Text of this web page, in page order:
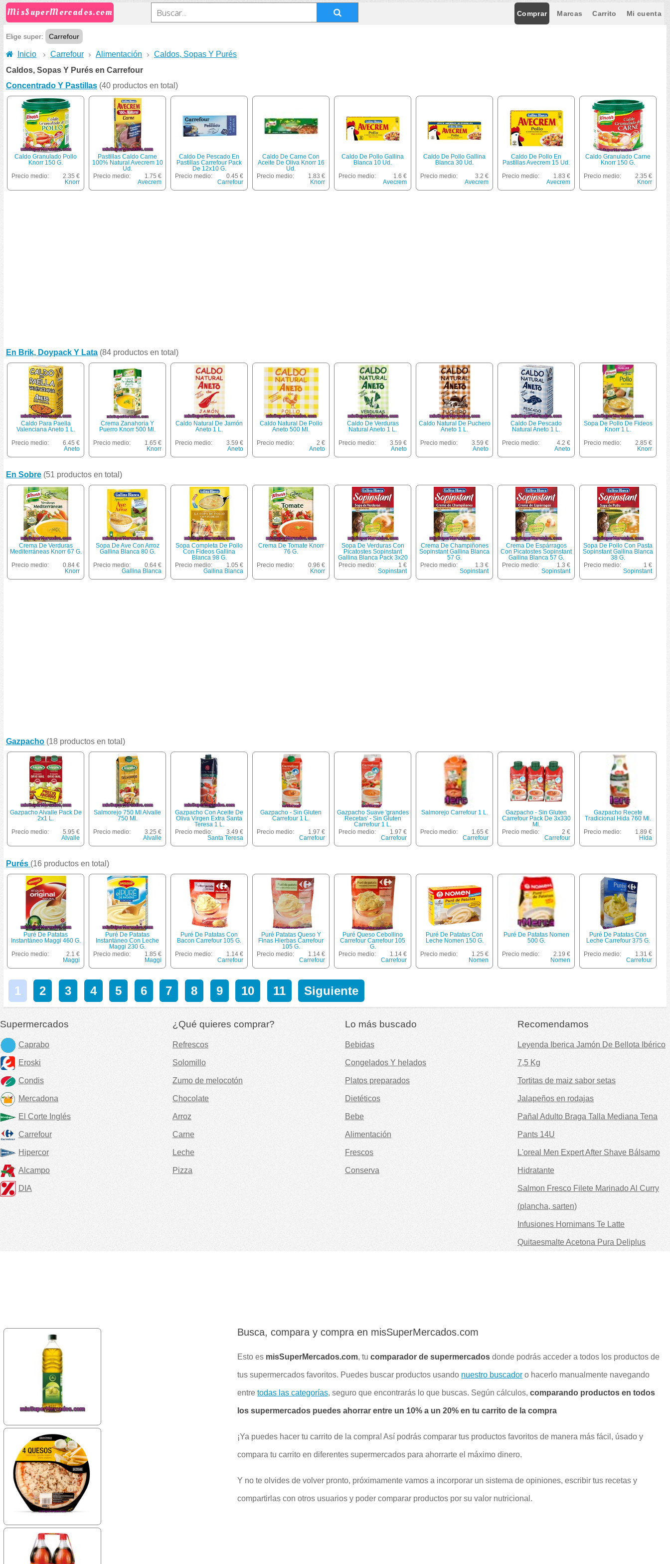
MisSuperMercados.com Comprar Marcas Carrito Mi cuenta
Elige super: Carrefour
Inicio Carrefour Alimentación
Caldos, Sopas Y Purés
Caldos, Sopas Y Purés en Carrefour
Concentrado Y Pastillas (40 productos en total)
Caldo Granulado Pollo
Knorr 150 G.
Precio medio:
2.35 €
Knorr
Pastillas Caldo Carne
100% Natural Avecrem 10
Ud.
Precio medio:
1.75 €
Avecrem
Caldo De Pescado En
Pastillas Carrefour Pack
De 12x10 G.
Precio medio:
0.45 €
Carrefour
Caldo De Carne Con
Aceite De Oliva Knorr 16
Ud.
Precio medio:
1.83 €
Knorr
Caldo De Pollo Gallina
Blanca 10 Ud.
Precio medio:
1.6 €
Avecrem
Caldo De Pollo Gallina
Blanca 30 Ud.
Precio medio:
3.2 €
Avecrem
Caldo De Pollo En
Pastillas Avecrem 15 Ud.
Precio medio:
1.83 €
Avecrem
Caldo Granulado Carne
Knorr 150 G.
Precio medio:
2.35 €
Knorr
En Brik, Doypack Y Lata (84 productos en total)
Caldo Para Paella
Valenciana Aneto 1 L.
Precio medio:
6.45 €
Aneto
Crema Zanahoria Y
Puerro Knorr 500 Ml.
Precio medio:
1.65 €
Knorr
Caldo Natural De Jamón
Aneto 1 L.
Precio medio:
3.59 €
Aneto
Caldo Natural De Pollo
Aneto 500 Ml.
Precio medio:
2 €
Aneto
Caldo De Verduras
Natural Aneto 1 L.
Precio medio:
3.59 €
Aneto
Caldo Natural De Puchero
Aneto 1 L.
Precio medio:
3.59 €
Aneto
Caldo De Pescado
Natural Aneto 1 L.
Precio medio:
4.2 €
Aneto
Sopa De Pollo De Fideos
Knorr 1 L.
Precio medio:
2.85 €
Knorr
En Sobre (51 productos en total)
Crema De Verduras
Mediterráneas Knorr 67 G.
Precio medio:
0.84 €
Knorr
Sopa De Ave Con Arroz
Gallina Blanca 80 G.
Precio medio:
0.64 €
Gallina Blanca
Sopa Completa De Pollo
Con Fideos Gallina
Blanca 98 G.
Precio medio:
1.05 €
Gallina Blanca
Crema De Tomate Knorr
76 G.
Precio medio:
0.96 €
Knorr
Sopa De Verduras Con
Picatostes Sopinstant
Gallina Blanca Pack 3x20
G.
Precio medio:
1 €
Sopinstant
Crema De Champiñones
Sopinstant Gallina Blanca
57 G.
Precio medio:
1.3 €
Sopinstant
Crema De Espárragos
Con Picatostes Sopinstant
Gallina Blanca 57 G.
Precio medio:
1.3 €
Sopinstant
Sopa De Pollo Con Pasta
Sopinstant Gallina Blanca
38 G.
Precio medio:
1 €
Sopinstant
Gazpacho (18 productos en total)
Gazpacho Alvalle Pack De
2x1 L.
Precio medio:
5.95 €
Alvalle
Salmorejo 750 Ml Alvalle
750 Ml.
Precio medio:
3.25 €
Alvalle
Gazpacho Con Aceite De
Oliva Virgen Extra Santa
Teresa 1 L.
Precio medio:
3.49 €
Santa Teresa
Gazpacho - Sin Gluten
Carrefour 1 L.
Precio medio:
1.97 €
Carrefour
Gazpacho Suave 'grandes
Recetas' - Sin Gluten
Carrefour 1 L.
Precio medio:
1.97 €
Carrefour
Salmorejo Carrefour 1 L.
Precio medio:
1.65 €
Carrefour
Gazpacho - Sin Gluten
Carrefour Pack De 3x330
Ml.
Precio medio:
2 €
Carrefour
Gazpacho Recete
Tradicional Hida 760 Ml.
Precio medio:
1.89 €
Hida
Purés (16 productos en total)
Puré De Patatas
Instantáneo Maggi 460 G.
Precio medio:
2.1 €
Maggi
Puré De Patatas
Instantáneo Con Leche
Maggi 230 G.
Precio medio:
1.85 €
Maggi
Puré De Patatas Con
Bacon Carrefour 105 G.
Precio medio:
1.14 €
Carrefour
Puré Patatas Queso Y
Finas Hierbas Carrefour
105 G.
Precio medio:
1.14 €
Carrefour
Puré Queso Cebollino
Carrefour Carrefour 105
G.
Precio medio:
1.14 €
Carrefour
Puré De Patatas Con
Leche Nomen 150 G.
Precio medio:
1.25 €
Nomen
Puré De Patatas Nomen
500 G.
Precio medio:
2.19 €
Nomen
Puré De Patatas Con
Leche Carrefour 375 G.
Precio medio:
1.31 €
Carrefour
1 2 3 4 5 6 7 8 9 10 11 Siguiente
Supermercados
Caprabo
Eroski
Condis
Mercadona
El Corte Inglés
Carrefour
Hipercor
Alcampo
DIA
¿Qué quieres comprar?
Refrescos
Solomillo
Zumo de melocotón
Chocolate
Arroz
Carne
Leche
Pizza
Lo más buscado
Bebidas
Congelados Y helados
Platos preparados
Dietéticos
Bebe
Alimentación
Frescos
Conserva
Recomendamos
Leyenda Iberica Jamón De Bellota Ibérico
7,5 Kg
Tortitas de maiz sabor setas
Jalapeños en rodajas
Pañal Adulto Braga Talla Mediana Tena
Pants 14U
L'oreal Men Expert After Shave Bálsamo
Hidratante
Salmon Fresco Filete Marinado Al Curry
(plancha, sarten)
Infusiones Hornimans Te Latte
Quitaesmalte Acetona Pura Deliplus
Busca, compara y compra en misSuperMercados.com
Esto es misSuperMercados.com, tucomparador de supermercados donde podrás acceder a todos los productos de
tus supermercados favoritos. Puedes buscar productos usando nuestro buscador o hacerlo manualmente navegando
entretodas las categorías, seguro que encontrarás lo que buscas. Según cálculos,comparando productos en todos
los supermercados puedes ahorrar entre un 10% a un 20% en tu carrito de la compra
¡Ya puedes hacer tu carrito de la compra! Así podrás comparar tus productos favoritos de manera más fácil, úsado y
compara tu carrito en diferentes supermercados para ahorrarte el máximo dinero.
Y no te olvides de volver pronto, próximamente vamos a incorporar un sistema de opiniones, escribir tus recetas y
compartirlas con otros usuarios y poder comparar productos por su valor nutricional.